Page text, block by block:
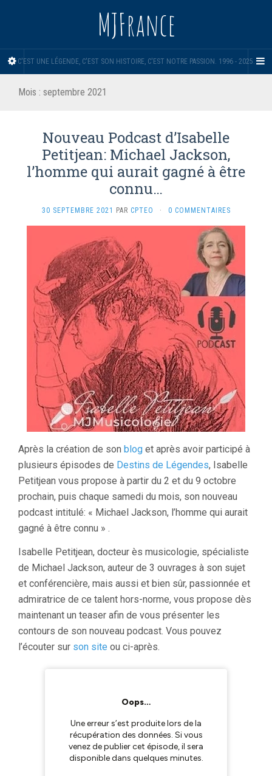
MJFrance
C'EST UNE LÉGENDE, C'EST SON HISTOIRE, C'EST NOTRE PASSION. 1996 - 2025.
Mois : septembre 2021
Nouveau Podcast d’Isabelle
Petitjean: Michael Jackson,
l’homme qui aurait gagné à être
connu…
30 SEPTEMBRE 2021 PAR CPTEO · 0 COMMENTAIRES
Après la création de son blog et après avoir participé à
plusieurs épisodes de Destins de Légendes, Isabelle
Petitjean vous propose à partir du 2 et du 9 octobre
prochain, puis chaque samedi du mois, son nouveau
podcast intitulé: « Michael Jackson, l’homme qui aurait
gagné à être connu » .
Isabelle Petitjean, docteur ès musicologie, spécialiste
de Michael Jackson, auteur de 3 ouvrages à son sujet
et conférencière, mais aussi et bien sûr, passionnée et
admiratrice de ce talent hors-norme, vous propose dès
maintenant un teaser afin de vous présenter les
contours de son nouveau podcast. Vous pouvez
l’écouter sur son site ou ci-après.